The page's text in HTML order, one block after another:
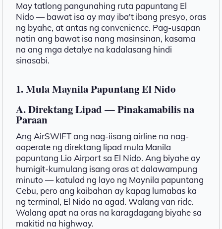
May tatlong pangunahing ruta papuntang El
Nido — bawat isa ay may iba't ibang presyo, oras
ng byahe, at antas ng convenience. Pag-usapan
natin ang bawat isa nang masinsinan, kasama
na ang mga detalye na kadalasang hindi
sinasabi.
1. Mula Maynila Papuntang El Nido
A. Direktang Lipad — Pinakamabilis na
Paraan
Ang AirSWIFT ang nag-iisang airline na nag-
ooperate ng direktang lipad mula Manila
papuntang Lio Airport sa El Nido. Ang biyahe ay
humigit-kumulang isang oras at dalawampung
minuto — katulad ng layo ng Maynila papuntang
Cebu, pero ang kaibahan ay kapag lumabas ka
ng terminal, El Nido na agad. Walang van ride.
Walang apat na oras na karagdagang biyahe sa
makitid na highway.